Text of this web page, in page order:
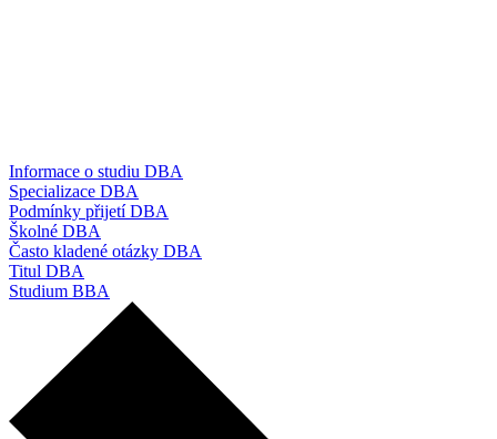
Informace o studiu DBA
Specializace DBA
Podmínky přijetí DBA
Školné DBA
Často kladené otázky DBA
Titul DBA
Studium BBA